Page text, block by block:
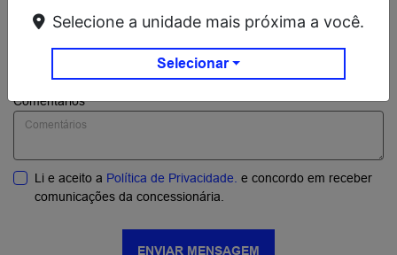
Telefone Email
Comentários
Li e aceito a Política de Privacidade. e concordo em receber
comunicações da concessionária.
ENVIAR MENSAGEM
Selecione a unidade mais próxima a você.
Selecionar